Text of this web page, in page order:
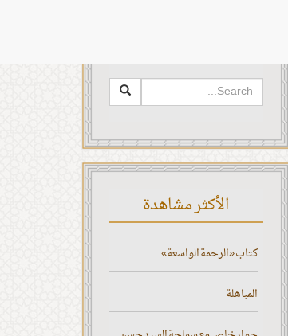
الأكثر مشاهدة
كتاب «الرحمة الواسعة»
المباهلة